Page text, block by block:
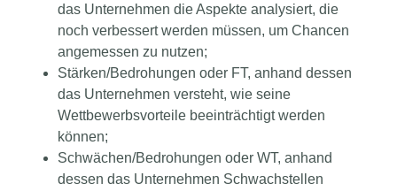
das Unternehmen die Aspekte analysiert, die
noch verbessert werden müssen, um Chancen
angemessen zu nutzen;
Stärken/Bedrohungen oder FT, anhand dessen
das Unternehmen versteht, wie seine
Wettbewerbsvorteile beeinträchtigt werden
können;
Schwächen/Bedrohungen oder WT, anhand
dessen das Unternehmen Schwachstellen